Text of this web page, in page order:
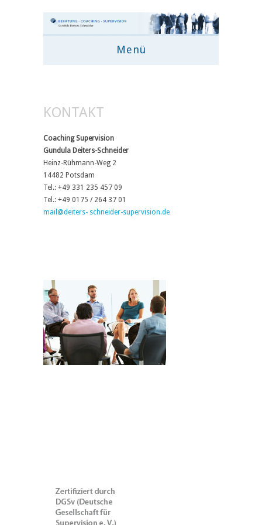
Menü
KONTAKT
Coaching Supervision
Gundula Deiters-Schneider
Heinz-Rühmann-Weg 2
14482 Potsdam
Tel.: +49 331 235 457 09
Tel.: +49 0175 / 264 37 01
mail@deiters- schneider-supervision.de